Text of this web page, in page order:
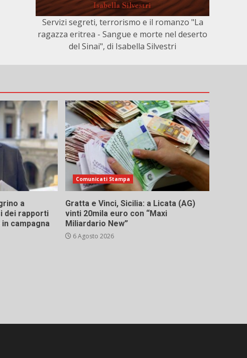
Servizi segreti, terrorismo e il romanzo "La
ragazza eritrea - Sangue e morte nel deserto
del Sinai", di Isabella Silvestri
a
dei rapporti
campagna
Comunicati Stampa
Gratta e Vinci, Sicilia: a Licata (AG)
vinti 20mila euro con “Maxi
Miliardario New”
6 Agosto 2026